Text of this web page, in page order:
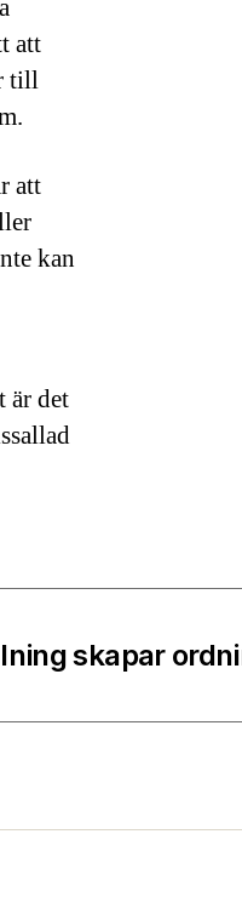
att
till
att
kan
är det
skapar